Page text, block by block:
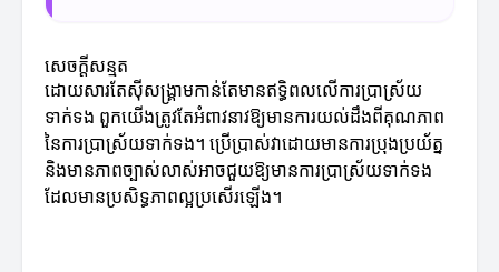
សេចក្តីសន្មត
ដោយសារតែស៊ីសង្រ្គាមកាន់តែមានឥទ្ធិពលលើការប្រាស្រ័យ
ទាក់ទង ពួកយើងត្រូវតែអំពាវនាវឱ្យមានការយល់ដឹងពីគុណភាព
នៃការប្រាស្រ័យទាក់ទង។ ប្រើប្រាស់វាដោយមានការប្រុងប្រយ័ត្ន
និងមានភាពច្បាស់លាស់អាចជួយឱ្យមានការប្រាស្រ័យទាក់ទង
ដែលមានប្រសិទ្ធភាពល្អប្រសើរឡើង។